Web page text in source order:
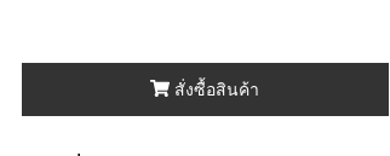
สั่งซื้อสินค้า